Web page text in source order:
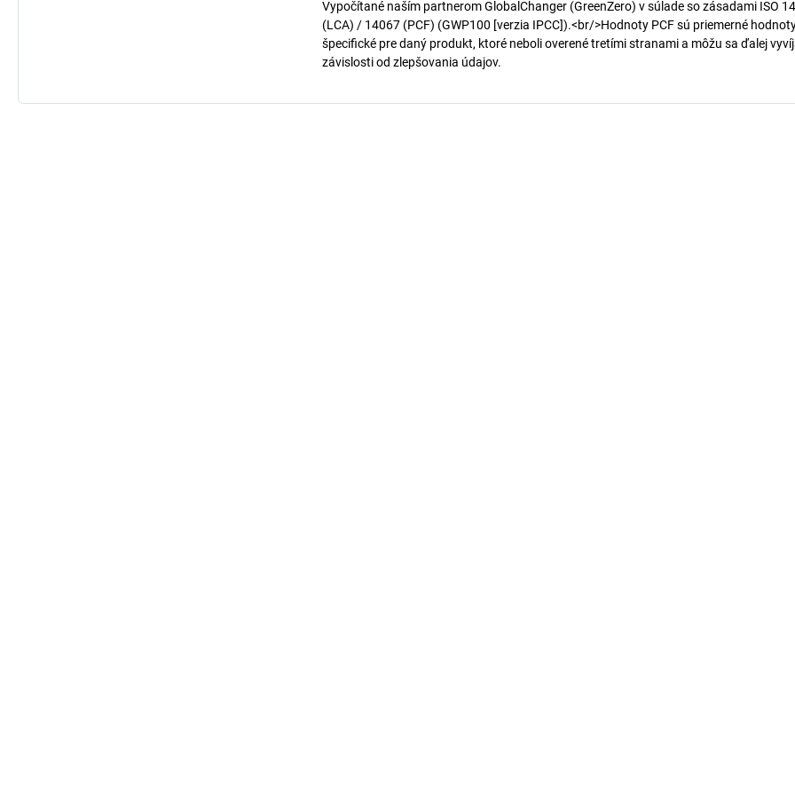
Vypočítané naším partnerom GlobalChanger (GreenZero) v súlade so zásadami ISO
(LCA) / 14067 (PCF) (GWP100 [verzia IPCC]).<br/>Hodnoty PCF sú priemerné
špecifické pre daný produkt, ktoré neboli overené tretími stranami a môžu sa ďalej
závislosti od zlepšovania údajov.